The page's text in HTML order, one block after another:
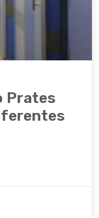
Prates